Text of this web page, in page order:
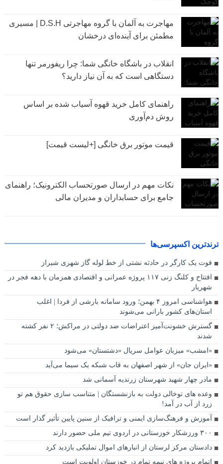
مهاجرت به آلمان با گروه مهاجرتی D.S.H | مسیری
مطمئن برای آینده‌ای درخشان
انقلاب در باشگاه خانگی شما: چرا ریفورمر تنها
دستگاهی است که به آن نیاز دارید؟
راهنمای کامل خرید قهوه آسیاب شده بر اساس
روش دم‌آوری
قیمت موتور برق خانگی [+لیست قیمت]
نکات مهم در ارسال صورتحساب الکترونیک؛ راهنمای
جامع برای حسابداران و مدیران مالی
ترندترین اکسپرسی‌ها
فوت یک کارگر در حادثه نشتی از خط لوله گاز شهری شیراز
افتتاح و کلنگ زنی ۱۱۷ پروژه عمرانی و اقتصادی همزمان با دهه فجر در
شهریار
هواشناسی امروز ۴ بهمن؛ ورود سامانه بارشی از فردا | اغلب
استان‌های کشور بارانی می‌شوند
گسترش خشونت‌آمیز اعتراضات ضد دولتی در مراکش؛ ۲ نفر کشته
شدند
«امشب» میزبان عوامل سریال «دشتستان» می‌شود
«ایران جان» از شهر اصفهان به قاب شبکه یک سیما می‌آید
مادر چهار شهید شهرستان زرندیه آسمانی شد
وعده های توخالی دولت به بازنشستگان | متناسب سازی حقوق هم تو
زرد از آب در آمد!
آموزش و فرهنگ‌سازی ایمنی و ترافیک از سنین پایین تأثیر گذار است
۳۰۰ ورزشکار خوزستانی در اردوی تیم ملی حضور دارند
دادستان مرکز لرستان از انبارهای اموال تملیکی بازدید کرد
اتمام پروژه های نیمه تمام در خوزستان اولویت است